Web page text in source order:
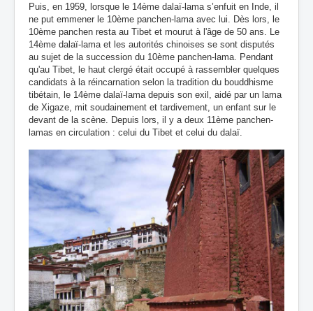
Puis, en 1959, lorsque le 14ème dalaï-lama s’enfuit en Inde, il
ne put emmener le 10ème panchen-lama avec lui. Dès lors, le
10ème panchen resta au Tibet et mourut à l'âge de 50 ans. Le
14ème dalaï-lama et les autorités chinoises se sont disputés
au sujet de la succession du 10ème panchen-lama. Pendant
qu'au Tibet, le haut clergé était occupé à rassembler quelques
candidats à la réincarnation selon la tradition du bouddhisme
tibétain, le 14ème dalaï-lama depuis son exil, aidé par un lama
de Xigaze, mit soudainement et tardivement, un enfant sur le
devant de la scène. Depuis lors, il y a deux 11ème panchen-
lamas en circulation : celui du Tibet et celui du dalaï.